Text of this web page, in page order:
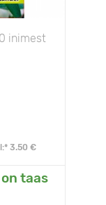
0 inimest
3.50 €
taas